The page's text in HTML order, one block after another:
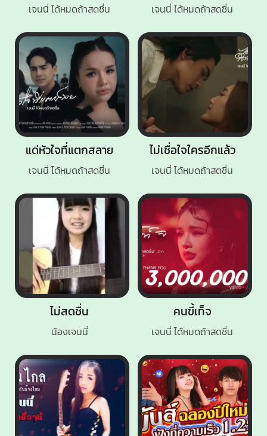
ไม่สดชื่น
น้องเจนนี่
แด่หัวใจที่แตกสลาย
เจนนี่ ได้หมดถ้าสดชื่น
ไม่เชื่อใจใครอีกแล้ว
เจนนี่ ได้หมดถ้าสดชื่น
เจนนี่ ได้หมดถ้าสดชื่น
คนขี้เท็จ
เจนนี่ ได้หมดถ้าสดชื่น
เจนนี่ ได้หมดถ้าสดชื่น